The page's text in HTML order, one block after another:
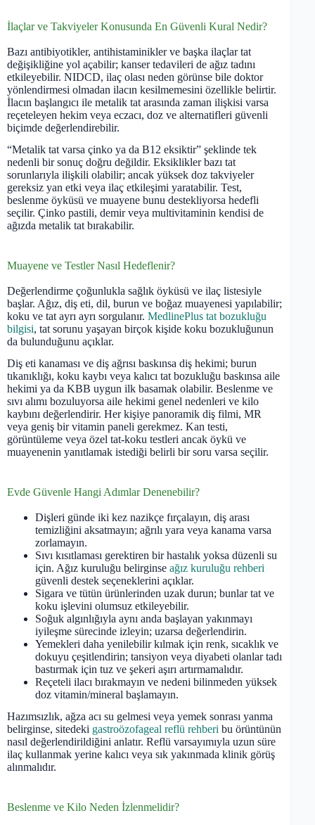
İlaçlar ve Takviyeler Konusunda En Güvenli Kural Nedir?
Bazı antibiyotikler, antihistaminikler ve başka ilaçlar tat
değişikliğine yol açabilir; kanser tedavileri de ağız tadını
etkileyebilir. NIDCD, ilaç olası neden görünse bile doktor
yönlendirmesi olmadan ilacın kesilmemesini özellikle belirtir.
İlacın başlangıcı ile metalik tat arasında zaman ilişkisi varsa
reçeteleyen hekim veya eczacı, doz ve alternatifleri güvenli
biçimde değerlendirebilir.
“Metalik tat varsa çinko ya da B12 eksiktir” şeklinde tek
nedenli bir sonuç doğru değildir. Eksiklikler bazı tat
sorunlarıyla ilişkili olabilir; ancak yüksek doz takviyeler
gereksiz yan etki veya ilaç etkileşimi yaratabilir. Test,
beslenme öyküsü ve muayene bunu destekliyorsa hedefli
seçilir. Çinko pastili, demir veya multivitaminin kendisi de
ağızda metalik tat bırakabilir.
Muayene ve Testler Nasıl Hedeflenir?
Değerlendirme çoğunlukla sağlık öyküsü ve ilaç listesiyle
başlar. Ağız, diş eti, dil, burun ve boğaz muayenesi yapılabilir;
koku ve tat ayrı ayrı sorgulanır. MedlinePlus tat bozukluğu
bilgisi, tat sorunu yaşayan birçok kişide koku bozukluğunun
da bulunduğunu açıklar.
Diş eti kanaması ve diş ağrısı baskınsa diş hekimi; burun
tıkanıklığı, koku kaybı veya kalıcı tat bozukluğu baskınsa aile
hekimi ya da KBB uygun ilk basamak olabilir. Beslenme ve
sıvı alımı bozuluyorsa aile hekimi genel nedenleri ve kilo
kaybını değerlendirir. Her kişiye panoramik diş filmi, MR
veya geniş bir vitamin paneli gerekmez. Kan testi,
görüntüleme veya özel tat-koku testleri ancak öykü ve
muayenenin yanıtlamak istediği belirli bir soru varsa seçilir.
Evde Güvenle Hangi Adımlar Denenebilir?
Dişleri günde iki kez nazikçe fırçalayın, diş arası
temizliğini aksatmayın; ağrılı yara veya kanama varsa
zorlamayın.
Sıvı kısıtlaması gerektiren bir hastalık yoksa düzenli su
için. Ağız kuruluğu belirginse ağız kuruluğu rehberi
güvenli destek seçeneklerini açıklar.
Sigara ve tütün ürünlerinden uzak durun; bunlar tat ve
koku işlevini olumsuz etkileyebilir.
Soğuk algınlığıyla aynı anda başlayan yakınmayı
iyileşme sürecinde izleyin; uzarsa değerlendirin.
Yemekleri daha yenilebilir kılmak için renk, sıcaklık ve
dokuyu çeşitlendirin; tansiyon veya diyabeti olanlar tadı
bastırmak için tuz ve şekeri aşırı artırmamalıdır.
Reçeteli ilacı bırakmayın ve nedeni bilinmeden yüksek
doz vitamin/mineral başlamayın.
Hazımsızlık, ağza acı su gelmesi veya yemek sonrası yanma
belirginse, sitedeki gastroözofageal reflü rehberi bu örüntünün
nasıl değerlendirildiğini anlatır. Reflü varsayımıyla uzun süre
ilaç kullanmak yerine kalıcı veya sık yakınmada klinik görüş
alınmalıdır.
Beslenme ve Kilo Neden İzlenmelidir?